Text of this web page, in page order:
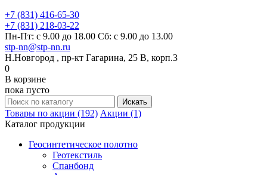
+7 (831) 416-65-30
+7 (831) 218-03-22
Пн-Пт: с 9.00 до 18.00 Сб: с 9.00 до 13.00
stp-nn@stp-nn.ru
Н.Новгород , пр-кт Гагарина, 25 В, корп.3
0
В корзине
пока пусто
Товары по акции (192) Акции (1)
Каталог продукции
Геосинтетическое полотно
Геотекстиль
Спанбонд